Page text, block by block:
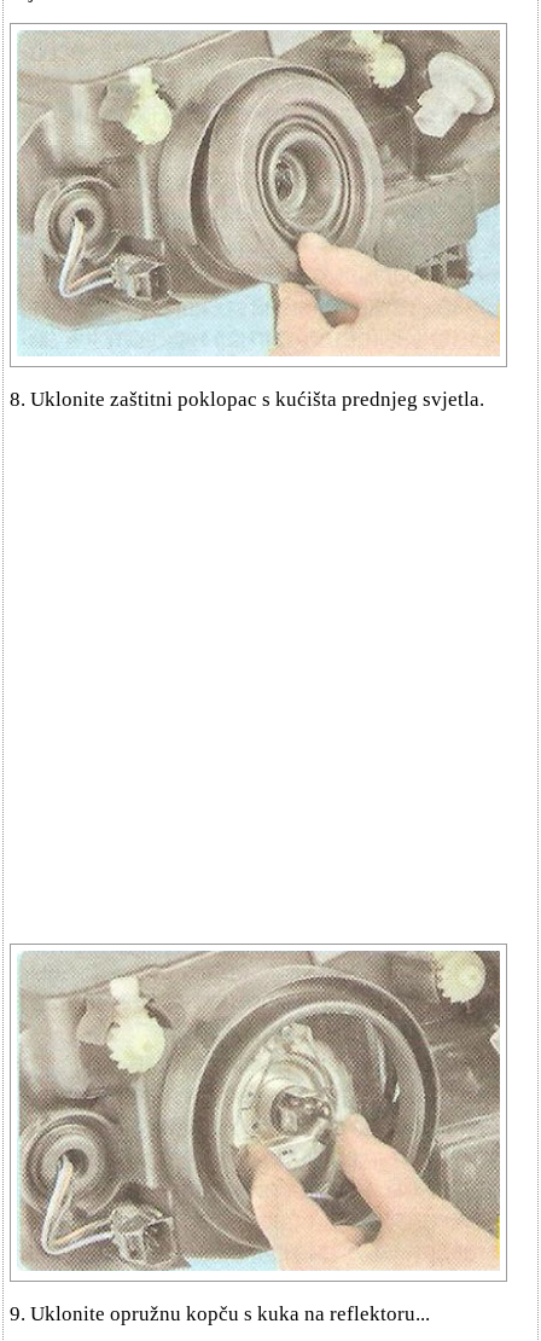
8. Uklonite zaštitni poklopac s kućišta prednjeg svjetla.
9. Uklonite opružnu kopču s kuka na reflektoru...